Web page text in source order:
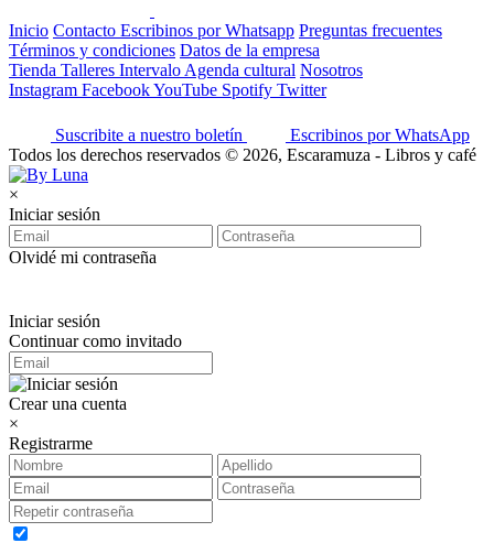
Inicio Contacto Escribinos por Whatsapp Preguntas frecuentes
Términos y condiciones Datos de la empresa
Tienda Talleres Intervalo Agenda cultural Nosotros
Instagram FacebookYouTube Spotify Twitter
Suscribite a nuestro boletín
Escribinos por WhatsApp
Todos los derechos reservados © 2026, Escaramuza - Libros y café
×
Iniciar sesión
Olvidé mi contraseña
Iniciar sesión
Continuar como invitado
Crear una cuenta
×
Registrarme